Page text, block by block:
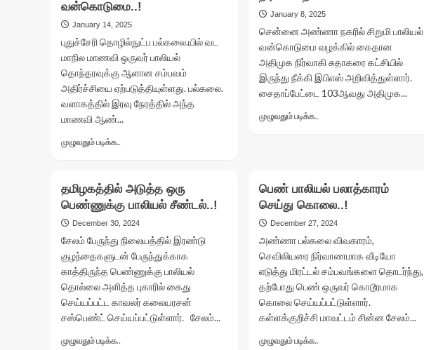
கூட்டு
பாலியல்
வன்கொடுமை
செய்த
2
பேர்
கைது..!
வன்கொடுமை..!
January 14, 2025
புதுச்சேரி தொழில்நுட்ப பல்கலை.யில் வட
மாநில மாணவி ஒருவர் பாலியல்
தொந்தரவுக்கு ஆளான சம்பவம்
அதிர்ச்சியை ஏற்படுத்தியுள்ளது. பல்கலை.
வளாகத்தில் இரவு நேரத்தில் அந்த
மாணவி ஆண்...
முழுவதும் படிக்க..
புதுச்சேரியிலும்
மாணவி
பாலியல்
வன்கொடுமை..!
January 8, 2025
சென்னை அண்ணா நகரில் சிறுமி பாலியல்
வன்கொடுமை வழக்கில் கைதான
அதிமுக நிர்வாகி சுதாகரை கட்சியில்
இருந்து நீக்கி இபிஎஸ் அறிவித்துள்ளார்.
சைதாப்பேட்டை 103ஆவது அதிமுக...
முழுவதும் படிக்க..
சிக்கிய
அதிமுக
நிர்வாகி
நீக்கம்..!
தமிழகத்தில் அடுத்த ஒரு
பெண்ணுக்கு பாலியல் சீண்டல்..!
December 30, 2024
சேலம் பேருந்து நிலையத்தில் இரண்டு
குழந்தைகளுடன் பேருந்துக்காக
காத்திருந்த பெண்ணுக்கு பாலியல்
தொல்லை அளித்த புகாரில் கைது
செய்யப்பட்ட காவலர் கலையரசன்
சஸ்பெண்ட் செய்யப்பட்டுள்ளார். சேலம்...
முழுவதும் படிக்க..
பெண் பாலியல் பலாத்காரம்
செய்து கொலை..!
December 27, 2024
அண்ணா பல்கலை விவகாரம்,
செவிலியரை நிர்வாணமாக வீடியோ
எடுத்து மிரட்டல் சம்பவங்களை தொடர்ந்து,
தற்போது பெண் ஒருவர் கொடூரமாக
கொலை செய்யப்பட்டுள்ளார்.
கள்ளக்குறிச்சி மாவட்டம் சின்ன சேலம்...
முழுவதும் படிக்க..